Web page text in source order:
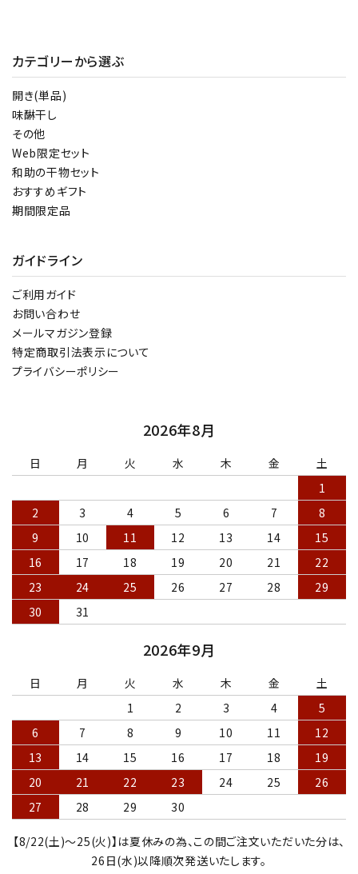
カテゴリーから選ぶ
開き(単品)
味醂干し
その他
Web限定セット
和助の干物セット
おすすめギフト
期間限定品
ガイドライン
ご利用ガイド
お問い合わせ
メールマガジン登録
特定商取引法表示について
プライバシーポリシー
2026年8月
日 月 火 水 木 金
土
1
2
3 4 5 6 7
8
9
10 11 12 13 14
15
16
17 18 19 20 21
22
23
24 25 26 27 28
29
30
31
2026年9月
日 月 火 水 木 金
土
1
2 3 4
5
6
7 8 9 10 11
12
13
14 15 16 17 18
19
20
21 22 23 24 25
26
27
28 29 30
【8/22(土)～25(火)】は夏休みの為、この間ご注文いただいた分は、
26日(水)以降順次発送いたします。